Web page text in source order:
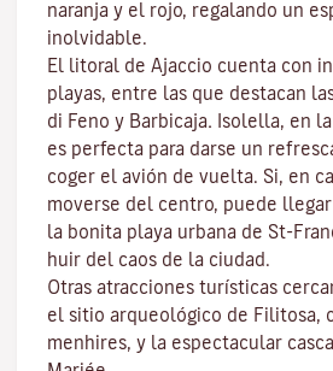
naranja y el rojo, regalando un
inolvidable.
El litoral de Ajaccio cuenta con
playas, entre las que destacan
di Feno y Barbicaja. Isolella, en
es perfecta para darse un
coger el avión de vuelta. Si, en
moverse del centro, puede
la bonita playa urbana de St-
huir del caos de la ciudad.
Otras atracciones turísticas
el sitio arqueológico de Filitosa,
menhires, y la espectacular